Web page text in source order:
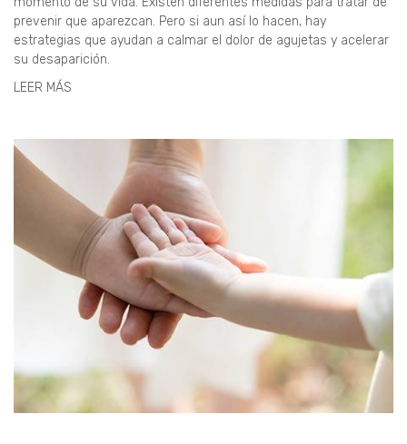
prevenir que aparezcan. Pero si aun así lo hacen, hay
estrategias que ayudan a calmar el dolor de agujetas y acelerar
su desaparición.
LEER MÁS